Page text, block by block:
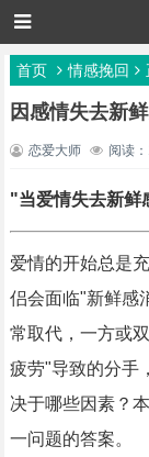
首页 情感挽回
因感情失去新
恋爱大师 阅读
"当爱情失去新鲜
爱情的开始总是
侣会面临"新鲜感
常取代，一方或
疲劳"导致的分手
决于哪些因素？
一问题的答案。